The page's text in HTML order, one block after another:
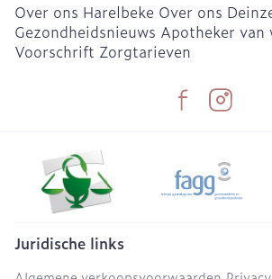
Over ons Harelbeke Over ons
Gezondheidsnieuws Apotheker van
Voorschrift Zorgtarieven
Juridische links